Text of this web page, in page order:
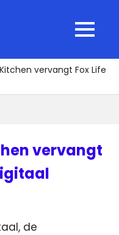
MENU
vervangt Fox Life
vervangt
de